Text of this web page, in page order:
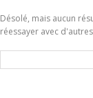
Désolé, mais aucun
réessayer avec